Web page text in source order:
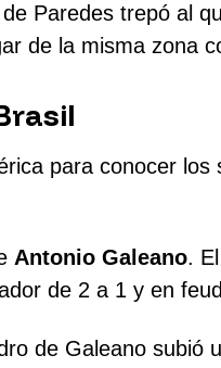
Paredes trepó al
de la misma zona
para conocer
Antonio Galeano.
de 2 a 1 y en
de Galeano subió